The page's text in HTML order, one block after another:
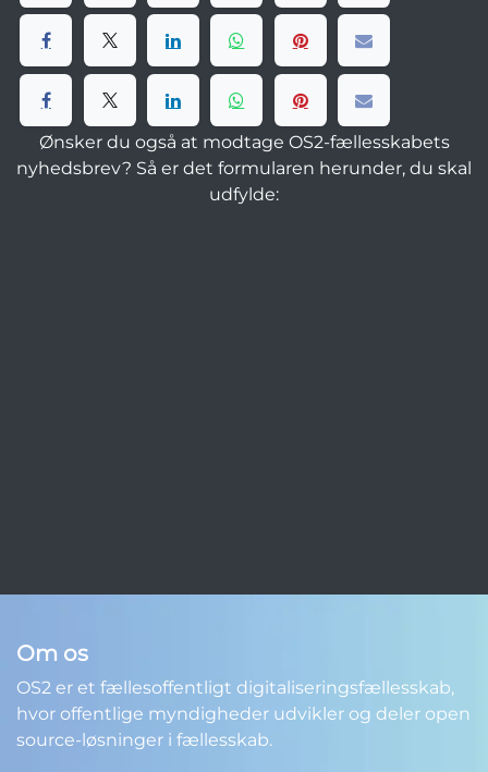
Ønsker du også at modtage OS2-fællesskabets
nyhedsbrev? Så er det formularen herunder, du skal
udfylde:
Om os
OS2 er et fællesoffentligt digitaliseringsfællesskab,
hvor offentlige myndigheder udvikler og deler open
source-løsninger i fællesskab.